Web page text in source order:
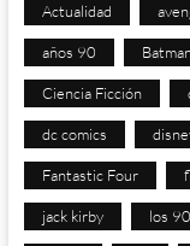
Actualidad
años 90
Ciencia Ficción
dc comics
Fantastic Four
jack kirby los 90